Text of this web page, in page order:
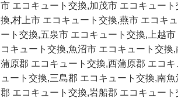
市 エコキュート交換,加茂市 エコキュー
換,村上市 エコキュート交換,燕市 エコキ
ート交換,五泉市 エコキュート交換,上越
コキュート交換,魚沼市 エコキュート交
蒲原郡 エコキュート交換,西蒲原郡 エコ
ュート交換,三島郡 エコキュート交換,南
郡 エコキュート交換,岩船郡 エコキュート